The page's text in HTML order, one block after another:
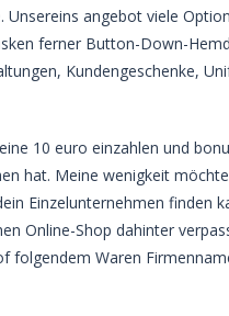
angebot viele
ferner Button-Down-
Kundengeschenke,
hat. Meine wenigkeit
Einzelunternehmen finden
Online-Shop dahinter
folgendem Waren